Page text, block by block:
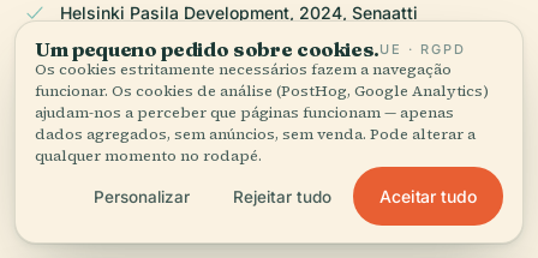
Helsinki Pasila Development, 2024, Senaatti
Exploring Länsi-Pasila Chapel: Architectural Marvel,
Cultural Hub, and Visitor Guide, 2024, MyHelsinki
Helsinki 3 Day Itinerary, 2024, ExploreMindfully
Um pequeno pedido sobre cookies.UE · RGPD
Os cookies estritamente necessários fazem a navegação
funcionar. Os cookies de análise (PostHog, Google Analytics)
ajudam-nos a perceber que páginas funcionam — apenas
dados agregados, sem anúncios, sem venda. Pode alterar a
qualquer momento no rodapé.
Personalizar Rejeitar tudo Aceitar tudo